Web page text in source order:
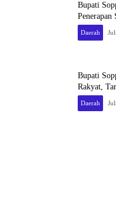
Bupati
Daerah
Bupati
Rakyat,
Daerah